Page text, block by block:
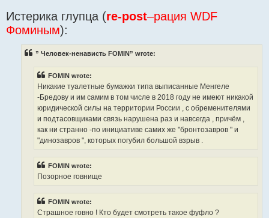
Истерика глупца (re-post–рация WDF
Фоминым):
” Человек-ненависть FOMIN” wrote:
FOMIN wrote:
Никакие туалетные бумажки типа выписанные Менгеле
-Бредову и им самим в том числе в 2018 году не имеют никакой
юридической силы на территории России , с обременителями
и подтасовщиками связь нарушена раз и навсегда , причём ,
как ни странно -по инициативе самих же "бронтозавров " и
"динозавров ", которых погубил большой взрыв .
FOMIN wrote:
Позорное говнище
FOMIN wrote:
Страшное говно ! Кто будет смотреть такое фуфло ?